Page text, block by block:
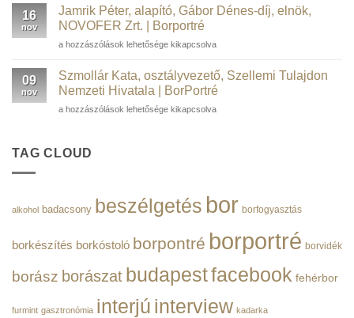
tagja,
a
volt
|
Borportré
ügyvezető
és
társalapító,
Salarify
Borportré
bejegyzéshez
16
nov
Jamrik Péter, alapító, Gábor Dénes-díj, elnök,
NOVOFER Zrt. | Borportré
Jamrik
alapító,
Gábor
Dénes-
díj,
Zrt.
a hozzászólások lehetősége kikapcsolva
09
nov
Szmollár Kata, osztályvezető, Szellemi Tulajdon
Nemzeti Hivatala | BorPortré
Szmollár
Szellemi
BorPortré
a hozzászólások lehetősége kikapcsolva
TAG CLOUD
alkohol badacsony beszélgetés bor borfogyasztás
borkészítés borkóstoló borpontré borportré borvidék
borász borászat budapestfacebook fehérbor
furmint gasztronómia interjú interview kadarka